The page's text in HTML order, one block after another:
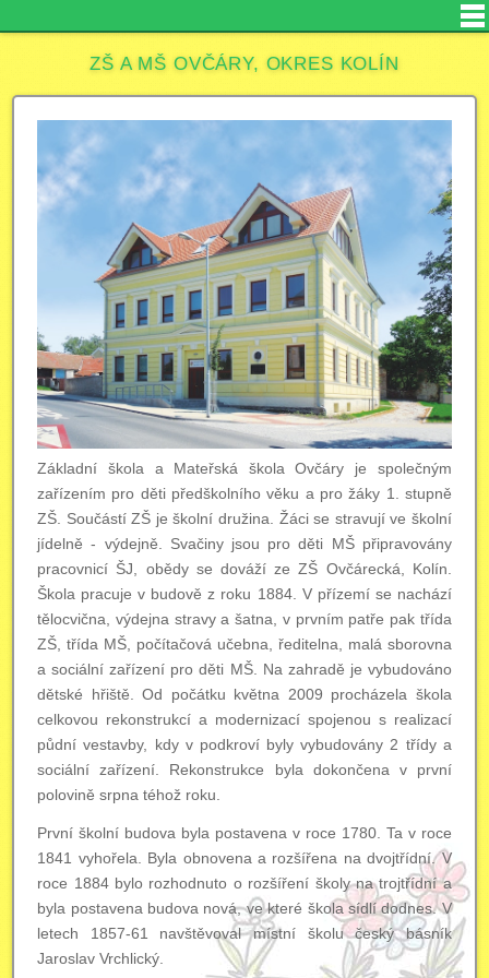
ZŠ A MŠ OVČÁRY, OKRES KOLÍN
Základní škola a Mateřská škola Ovčáry je společným
zařízením pro děti předškolního věku a pro žáky 1. stupně
ZŠ. Součástí ZŠ je školní družina. Žáci se stravují ve školní
jídelně - výdejně. Svačiny jsou pro děti MŠ připravovány
pracovnicí ŠJ, obědy se dováží ze ZŠ Ovčárecká, Kolín.
Škola pracuje v budově z roku 1884. V přízemí se nachází
tělocvična, výdejna stravy a šatna, v prvním patře pak třída
ZŠ, třída MŠ, počítačová učebna, ředitelna, malá sborovna
a sociální zařízení pro děti MŠ. Na zahradě je vybudováno
dětské hřiště. Od počátku května 2009 procházela škola
celkovou rekonstrukcí a modernizací spojenou s realizací
půdní vestavby, kdy v podkroví byly vybudovány 2 třídy a
sociální zařízení. Rekonstrukce byla dokončena v první
polovině srpna téhož roku.
První školní budova byla postavena v roce 1780. Ta v roce
1841 vyhořela. Byla obnovena a rozšířena na dvojtřídní. V
roce 1884 bylo rozhodnuto o rozšíření školy na trojtřídní a
byla postavena budova nová, ve které škola sídlí dodnes. V
letech 1857-61 navštěvoval místní školu český básník
Jaroslav Vrchlický.